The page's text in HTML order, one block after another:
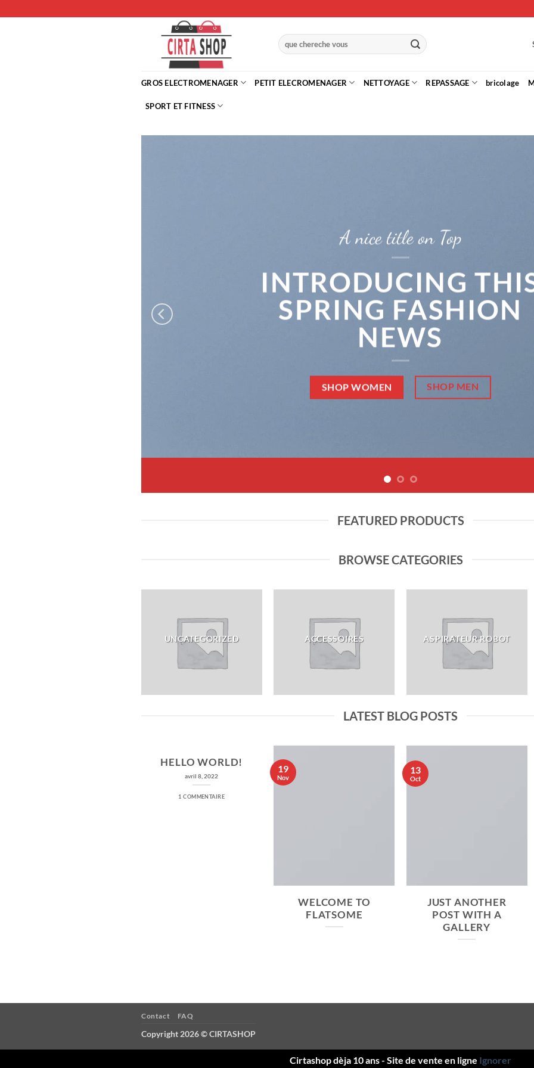
Recherche
pour :
GROS ELECTROMENAGER PETIT ELECROMENAGER NETTOYAGE REPASSAGE bricolage
SPORT ET FITNESS
A nice title on Top
INTRODUCING
SPRING FASHION
NEWS
SHOP WOMEN SHOP MEN
FEATURED PRODUCTS
BROWSE CATEGORIES
UNCATEGORIZED ACCESSOIRES ASPIRATEUR ROBOT
LATEST BLOG POSTS
HELLO WORLD!
avril 8, 2022
1 COMMENTAIRE
WELCOME TO
FLATSOME
19
Nov
JUST ANOTHER
POST WITH A
GALLERY
13
Oct
Contact FAQ
Copyright 2026 ©CIRTASHOP
Cirtashop dèja 10 ans - Site de vente en ligne Ignorer